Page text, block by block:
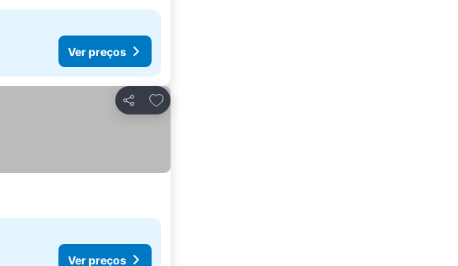
Ver preços
Partilhar
Adicionar aos favoritos
Ver preços